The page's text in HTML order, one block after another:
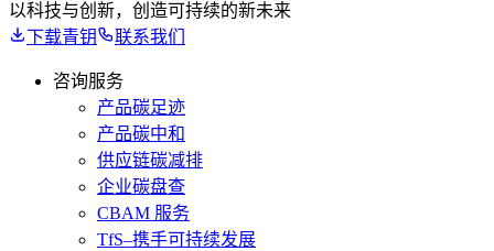
以科技与创新，创造可持续的新未来
下载青钥
联系我们
咨询服务
产品碳足迹
产品碳中和
供应链碳减排
企业碳盘查
CBAM 服务
TfS–携手可持续发展